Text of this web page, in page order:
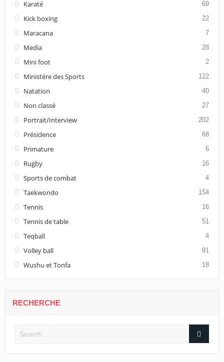
Karaté 69
Kick boxing 22
Maracana 7
Media 28
Mini foot 2
Ministère des Sports 122
Natation 40
Non classé 27
Portrait/Interview 202
Présidence 68
Primature 6
Rugby 16
Sports de combat 4
Taekwondo 154
Tennis 16
Tennis de table 51
Teqball 4
Volley ball 91
Wushu et Tonfa 18
RECHERCHE